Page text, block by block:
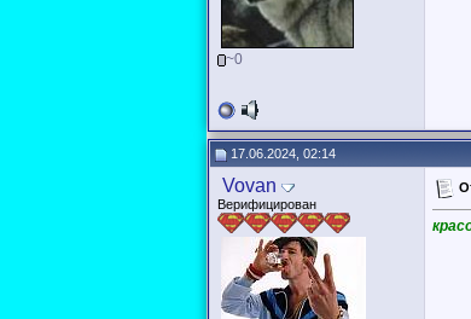
~0
17.06.2024, 02:14
Vovan
Верифицирован